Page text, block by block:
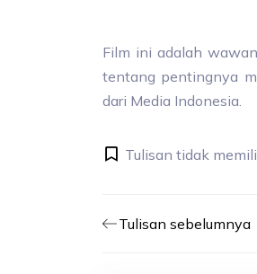
Film ini adalah
tentang pentingnya
dari Media Indonesia.
Tulisan tidak
Tulisan sebelumnya